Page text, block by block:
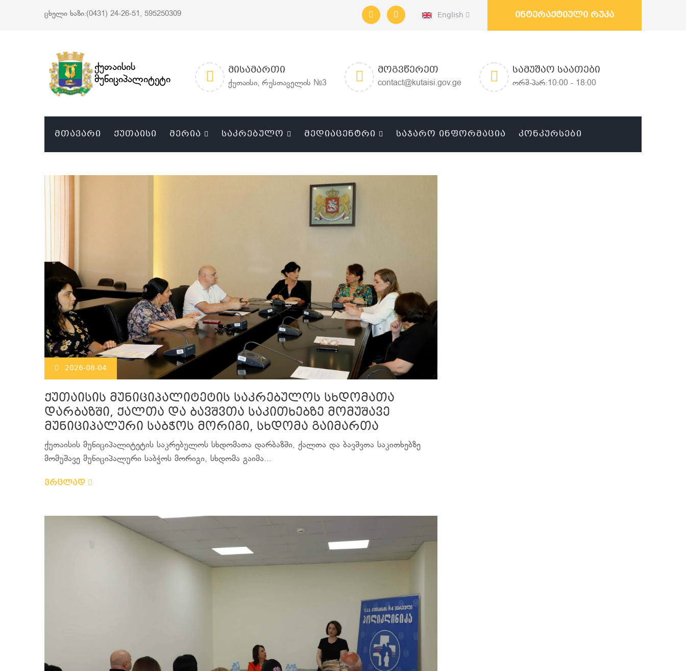
ცხელი ხაზი:(0431) 24-26-51, 595250309 English ინტერაქტიული რუკა
ქუთაისის
მუნიციპალიტეტი
ᲛᲘᲡᲐᲛᲐᲠᲗᲘ
ქუთაისი, რუსთაველის №3
ᲛᲝᲒᲕᲬᲔᲠᲔᲗ
contact@kutaisi.gov.ge
ᲡᲐᲛᲣᲨᲐᲝ ᲡᲐᲐᲗᲔᲑᲘ
ორშ-პარ:10:00 - 18:00
ᲛᲗᲐᲕᲐᲠᲘ ᲥᲣᲗᲐᲘᲡᲘ ᲛᲔᲠᲘᲐ ᲡᲐᲙᲠᲔᲑᲣᲚᲝ ᲛᲔᲓᲘᲐᲪᲔᲜᲢᲠᲘ ᲡᲐᲯᲐᲠᲝ ᲘᲜᲤᲝᲠᲛᲐᲪᲘᲐ ᲙᲝᲜᲙᲣᲠᲡᲔᲑᲘ
2026-08-04
ქუთაისის მუნიციპალიტეტის საკრებულოს სხდომათა
დარბაზში, ქალთა და ბავშვთა საკითხებზე მომუშავე
მუნიციპალური საბჭოს მორიგი, სხდომა გაიმართა
ქუთაისის მუნიციპალიტეტის საკრებულოს სხდომათა დარბაზში, ქალთა და ბავშვთა საკითხებზე
მომუშავე მუნიციპალური საბჭოს მორიგი, სხდომა გაიმა...
ვრცლად